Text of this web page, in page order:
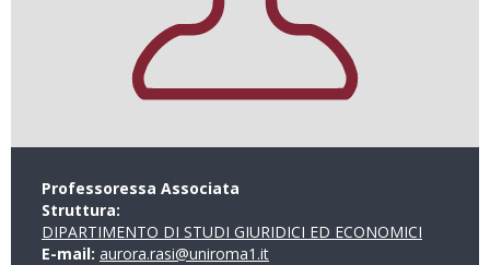
Professoressa Associata
Struttura:
DIPARTIMENTO DI STUDI GIURIDICI ED ECONOMICI
E-mail: aurora.rasi@uniroma1.it